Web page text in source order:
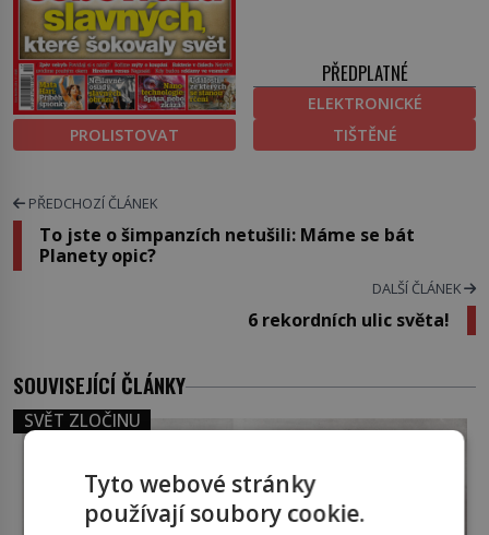
PROLISTOVAT
PŘEDPLATNÉ
ELEKTRONICKÉ
TIŠTĚNÉ
PŘEDCHOZÍ ČLÁNEK
To jste o šimpanzích netušili: Máme se bát
Planety opic?
DALŠÍ ČLÁNEK
6 rekordních ulic světa!
SOUVISEJÍCÍ ČLÁNKY
SVĚT ZLOČINU
Tyto webové stránky
používají soubory cookie.